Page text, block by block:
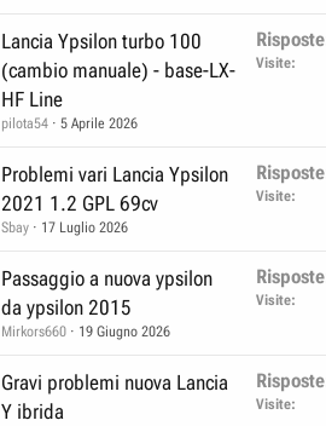
Lancia Ypsilon turbo 100
(cambio manuale) - base-LX-
HF Line
pilota54 5 Aprile 2026
Risposte
Visite
Problemi vari Lancia Ypsilon
2021 1.2 GPL 69cv
Sbay 17 Luglio 2026
Risposte
Visite
Passaggio a nuova ypsilon
da ypsilon 2015
Mirkors660 19 Giugno 2026
Risposte
Visite
Gravi problemi nuova Lancia
Y ibrida
Risposte
Visite